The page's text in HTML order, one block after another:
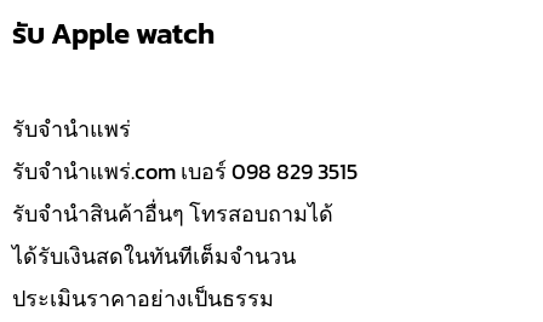
รับ Apple watch
รับจํานำแพร่
รับจํานําแพร่.com เบอร์ 098 829 3515
รับจำนำสินค้าอื่นๆ โทรสอบถามได้
ได้รับเงินสดในทันทีเต็มจำนวน
ประเมินราคาอย่างเป็นธรรม